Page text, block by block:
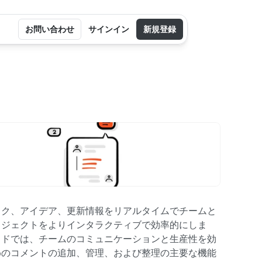
、アイデア、更新情報をリアルタイムでチームと
ェクトをよりインタラクティブで効率的にしま
では、チームのコミュニケーションと生産性を効
コメントの追加、管理、および整理の主要な機能
お問い合わせ サインイン 新規登録